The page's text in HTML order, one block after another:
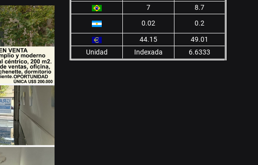
7
8.7
0.02
0.2
44.15
49.01
Unidad
Indexada 6.6333